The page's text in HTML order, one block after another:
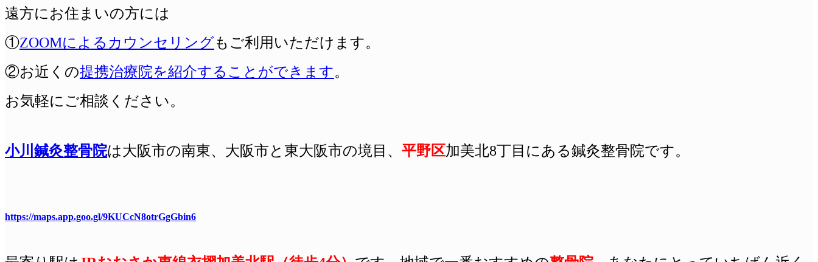
遠方にお住まいの方には
①ZOOMによるカウンセリングもご利用いただけます。
②お近くの提携治療院を紹介することができます。
お気軽にご相談ください。
小川鍼灸整骨院は大阪市の南東、大阪市と東大阪市の境目、 平野区加美北8丁目にある鍼灸整骨院です。
https://maps.app.goo.gl/9KUCcN8otrGgGbin6